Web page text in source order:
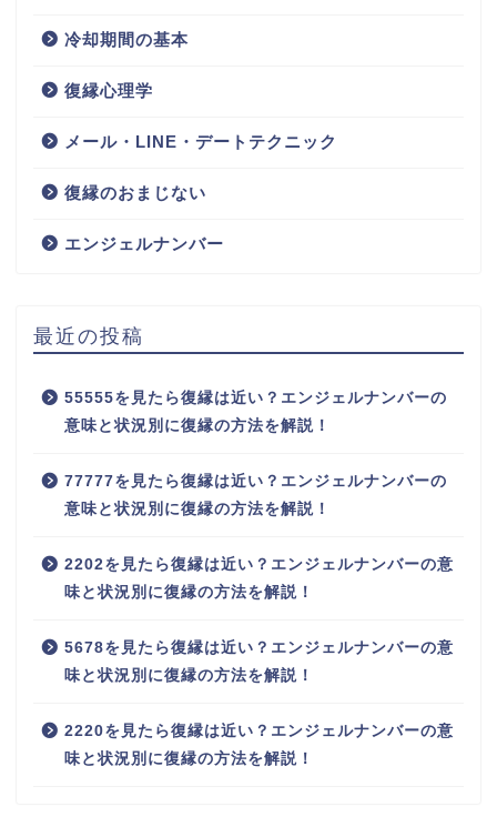
冷却期間の基本
復縁心理学
メール・LINE・デートテクニック
復縁のおまじない
エンジェルナンバー
最近の投稿
55555を見たら復縁は近い？エンジェルナンバーの
意味と状況別に復縁の方法を解説！
77777を見たら復縁は近い？エンジェルナンバーの
意味と状況別に復縁の方法を解説！
2202を見たら復縁は近い？エンジェルナンバーの意
味と状況別に復縁の方法を解説！
5678を見たら復縁は近い？エンジェルナンバーの意
味と状況別に復縁の方法を解説！
2220を見たら復縁は近い？エンジェルナンバーの意
味と状況別に復縁の方法を解説！